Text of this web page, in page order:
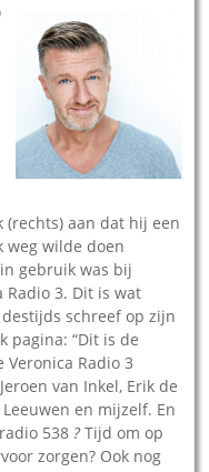
(rechts) aan dat hij een
weg wilde doen
gebruik was bij
Radio 3. Dit is wat
schreef op zijn
pagina: “Dit is de
Veronica Radio 3
van Inkel, Erik de
en mijzelf. En
538 ?Tijd om op
zorgen? Ook nog